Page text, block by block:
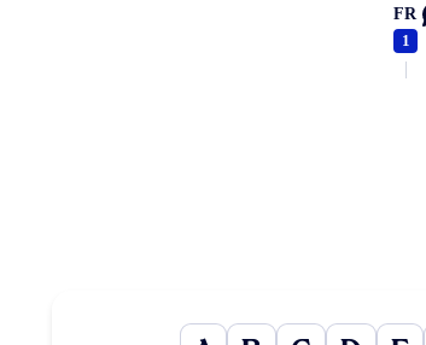
FR
1